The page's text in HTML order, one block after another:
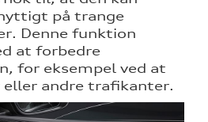
på trange
Denne funktion
at forbedre
for eksempel ved at
eller andre trafikanter.